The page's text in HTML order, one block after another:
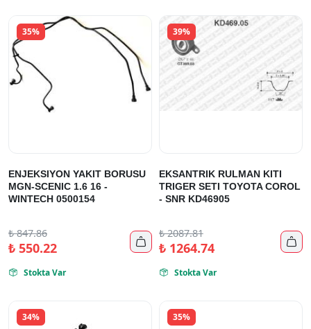
35%
ENJEKSIYON YAKIT BORUSU
MGN-SCENIC 1.6 16 -
WINTECH 0500154
₺847.86
₺550.22 
 Stokta Var
39%
EKSANTRIK RULMAN KITI
TRIGER SETI TOYOTA COROL
- SNR KD46905
₺2087.81
₺1264.74 
 Stokta Var
34% 35%